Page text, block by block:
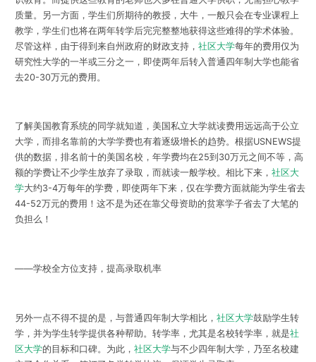
质量。另一方面，学生们所期待的教授，大牛，一般只会在专业课程上
教学，学生们也将在两年转学后完完整整地获得这些难得的学术体验。
尽管这样，由于得到来自州政府的财政支持， 社区大学每年的费用仅为
研究性大学的一半或三分之一，即使两年后转入普通四年制大学也能省
去20-30万元的费用。
了解美国教育系统的同学就知道，美国私立大学就读费用远远高于公立
大学，而排名靠前的大学学费也有着逐级增长的趋势。根据USNEWS提
供的数据，排名前十的美国名校，年学费均在25到30万元之间不等，高
额的学费让不少学生放弃了录取，而就读一般学校。相比下来， 社区大
学大约3-4万每年的学费，即使两年下来，仅在学费方面就能为学生省去
44-52万元的费用！这不是为还在靠父母资助的贫寒学子省去了大笔的
负担么！
——学校全方位支持，提高录取机率
另外一点不得不提的是，与普通四年制大学相比， 社区大学鼓励学生转
学，并为学生转学提供各种帮助。转学率，尤其是名校转学率，就是社
区大学的目标和口碑。为此， 社区大学与不少四年制大学，乃至名校建